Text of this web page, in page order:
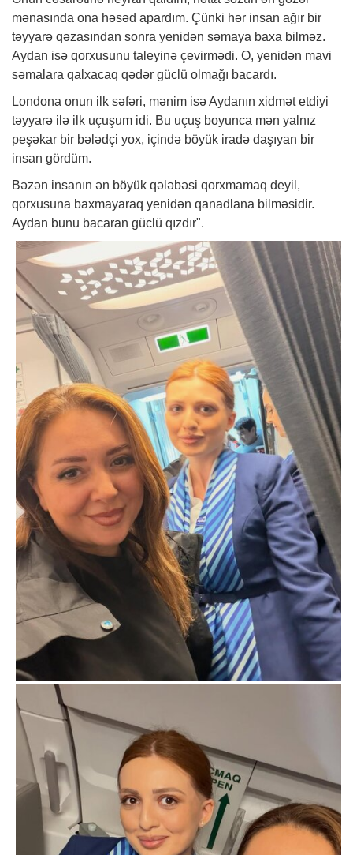
mənasında ona həsəd apardım. Çünki hər insan ağır bir
təyyarə qəzasından sonra yenidən səmaya baxa bilməz.
Aydan isə qorxusunu taleyinə çevirmədi. O, yenidən mavi
səmalara qalxacaq qədər güclü olmağı bacardı.
Londona onun ilk səfəri, mənim isə Aydanın xidmət etdiyi
təyyarə ilə ilk uçuşum idi. Bu uçuş boyunca mən yalnız
peşəkar bir bələdçi yox, içində böyük iradə daşıyan bir
insan gördüm.
Bəzən insanın ən böyük qələbəsi qorxmamaq deyil,
qorxusuna baxmayaraq yenidən qanadlana bilməsidir.
Aydan bunu bacaran güclü qızdır".